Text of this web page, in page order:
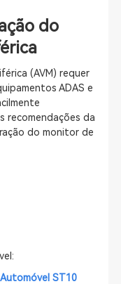
do
(AVM) requer
ADAS e
recomendações da
do monitor de
ST10